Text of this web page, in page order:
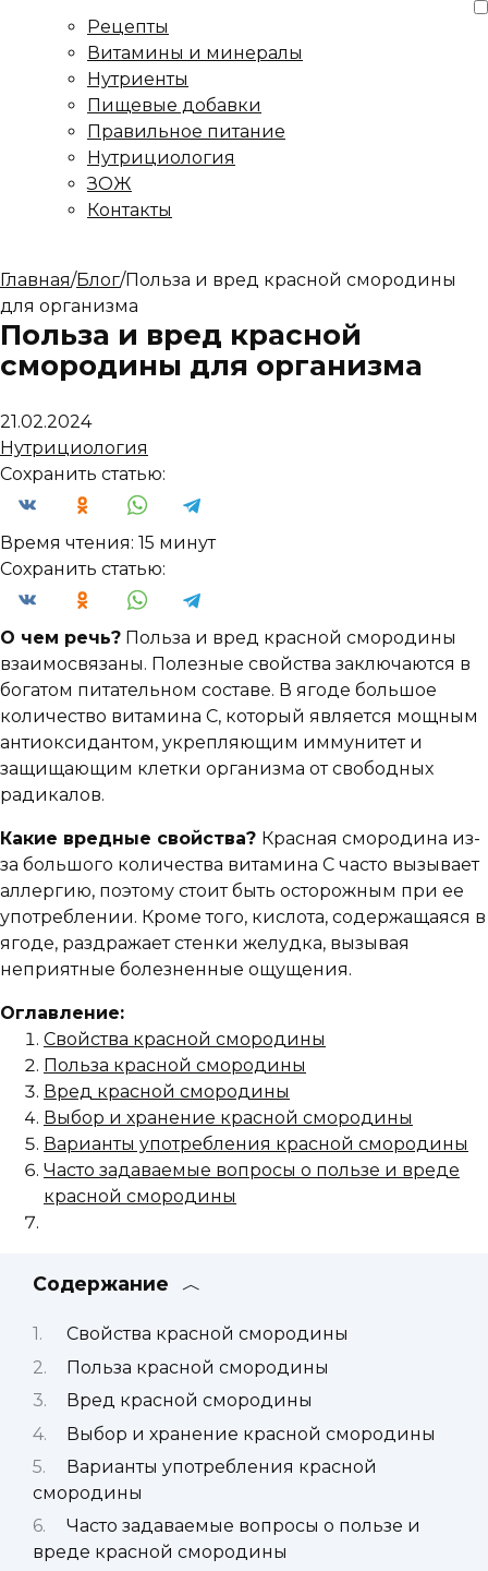
Рецепты
Витамины и минералы
Нутриенты
Пищевые добавки
Правильное питание
Нутрициология
ЗОЖ
Контакты
Главная/Блог/Польза и вред красной смородины
для организма
Польза и вред красной
смородины для организма
21.02.2024
Нутрициология
Сохранить статью:
Время чтения: 15 минут
Сохранить статью:
О чем речь? Польза и вред красной смородины
взаимосвязаны. Полезные свойства заключаются в
богатом питательном составе. В ягоде большое
количество витамина С, который является мощным
антиоксидантом, укрепляющим иммунитет и
защищающим клетки организма от свободных
радикалов.
Какие вредные свойства? Красная смородина из-
за большого количества витамина С часто вызывает
аллергию, поэтому стоит быть осторожным при ее
употреблении. Кроме того, кислота, содержащаяся в
ягоде, раздражает стенки желудка, вызывая
неприятные болезненные ощущения.
Оглавление:
Свойства красной смородины
Польза красной смородины
Вред красной смородины
Выбор и хранение красной смородины
Варианты употребления красной смородины
Часто задаваемые вопросы о пользе и вреде
красной смородины
Содержание
Свойства красной смородины
Польза красной смородины
Вред красной смородины
Выбор и хранение красной смородины
Варианты употребления красной
смородины
Часто задаваемые вопросы о пользе и
вреде красной смородины